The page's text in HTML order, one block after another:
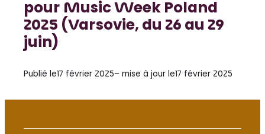
pour Music Week Poland
2025 (Varsovie, du 26 au 29
juin)
Publié le17 février 2025– mise à jour le17 février 2025